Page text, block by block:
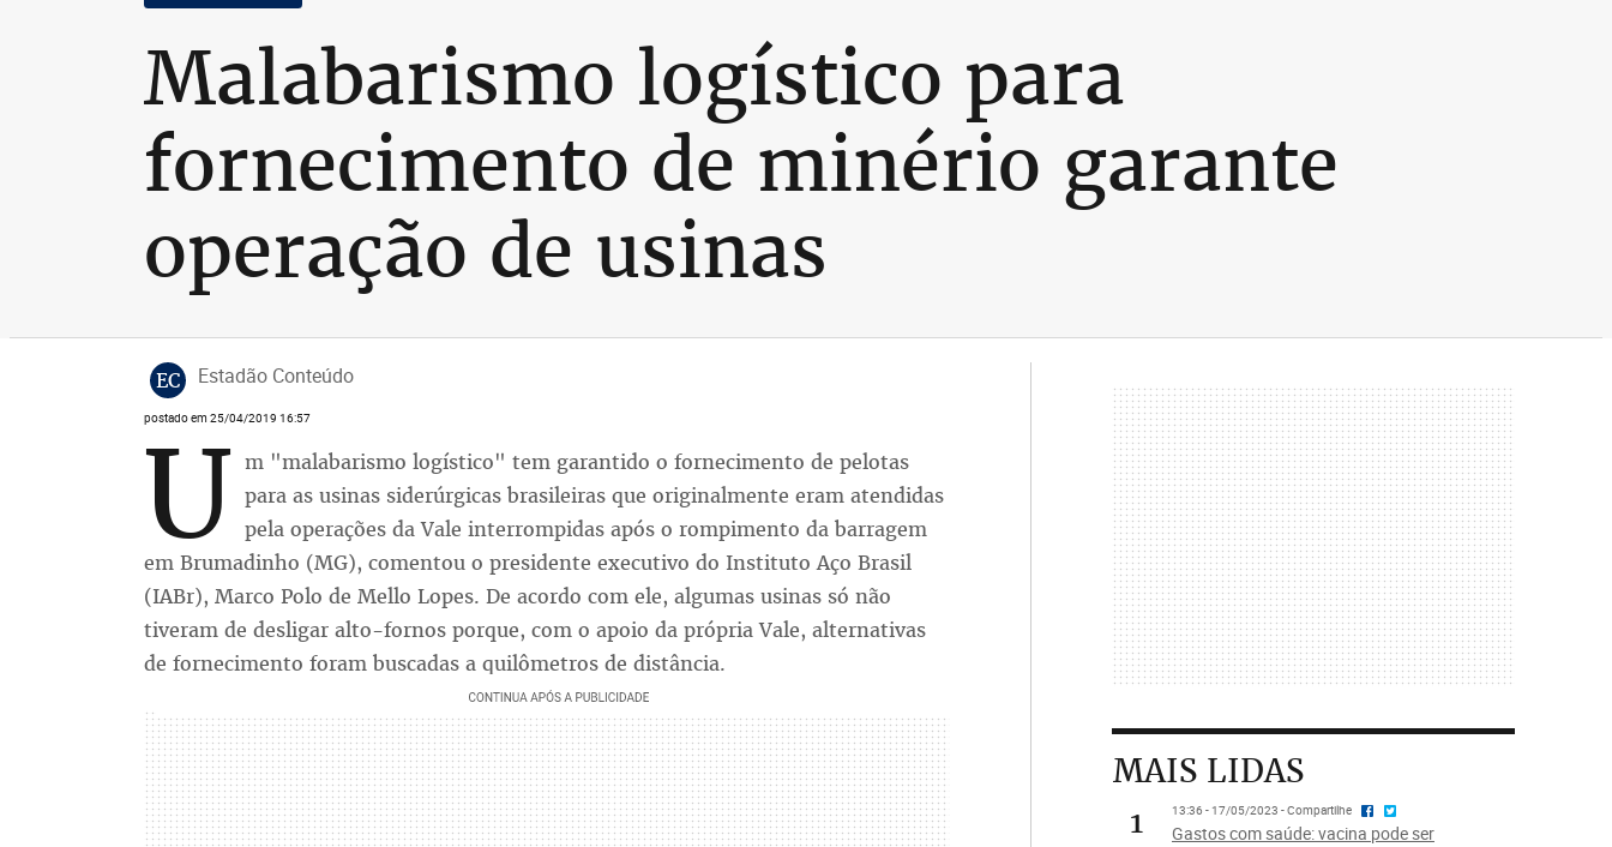
Malabarismo logístico para
fornecimento de minério garante
operação de usinas
EC Estadão Conteúdo
postado em 25/04/2019 16:57
U m "malabarismo logístico" tem garantido o fornecimento de pelotas
para as usinas siderúrgicas brasileiras que originalmente eram atendidas
pela operações da Vale interrompidas após o rompimento da barragem
em Brumadinho (MG), comentou o presidente executivo do Instituto Aço Brasil
(IABr), Marco Polo de Mello Lopes. De acordo com ele, algumas usinas só não
tiveram de desligar alto-fornos porque, com o apoio da própria Vale, alternativas
de fornecimento foram buscadas a quilômetros de distância.
MAIS LIDAS
1
13:36 - 17/05/2023 - Compartilhe
Gastos com saúde: vacina pode ser